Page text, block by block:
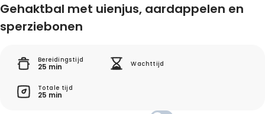
Gehaktbal met uienjus, aardappelen en
sperziebonen
Bereidingstijd
25 min Wachttijd
Totale tijd
25 min